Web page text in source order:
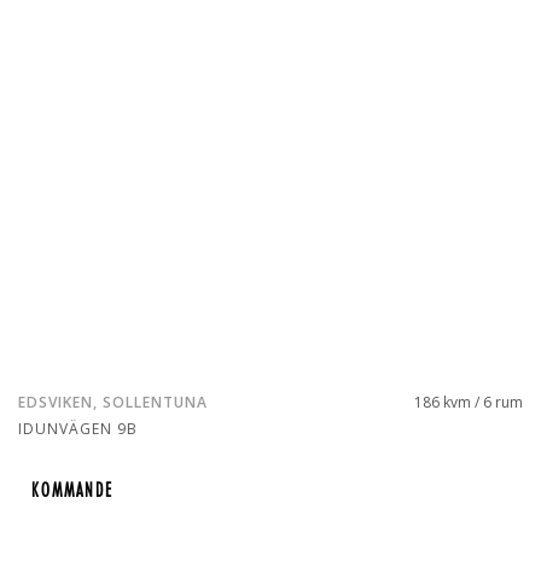
EDSVIKEN, SOLLENTUNA
IDUNVÄGEN 9B
186 kvm / 6 rum
KOMMANDE
KOMMANDE